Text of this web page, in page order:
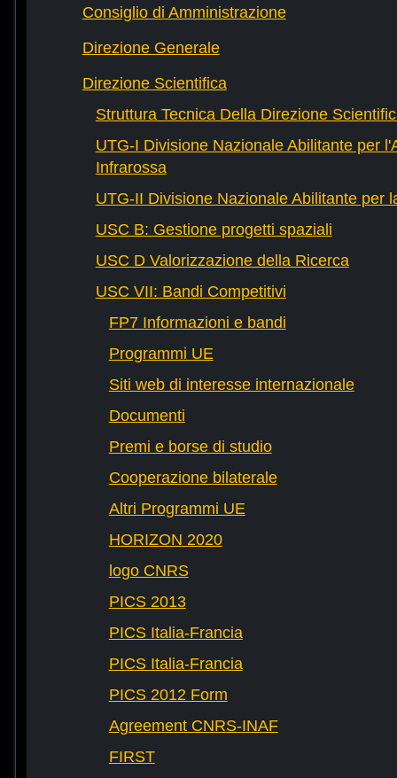
Consiglio di Amministrazione
Direzione Generale
Direzione Scientifica
Struttura Tecnica Della Direzione
UTG-I Divisione Nazionale Abilitante per
Infrarossa
UTG-II Divisione Nazionale Abilitante per
USC B: Gestione progetti spaziali
USC D Valorizzazione della Ricerca
USC VII: Bandi Competitivi
FP7 Informazioni e bandi
Programmi UE
Siti web di interesse internazionale
Documenti
Premi e borse di studio
Cooperazione bilaterale
Altri Programmi UE
HORIZON 2020
logo CNRS
PICS 2013
PICS Italia-Francia
PICS Italia-Francia
PICS 2012 Form
Agreement CNRS-INAF
FIRST